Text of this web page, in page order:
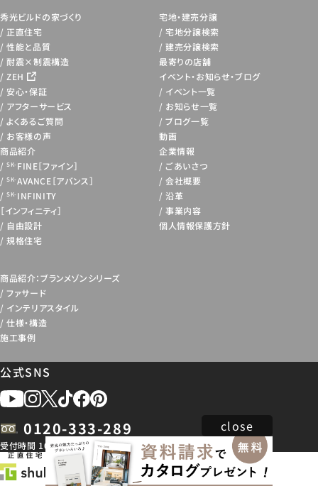
秀光ビルドの家づくり
正直住宅
性能と品質
耐震×制震構造
ZEH
安心・保証
アフターサービス
よくあるご質問
お客様の声
商品紹介
SK-FINE［ファイン］
SK-AVANCE［アバンス］
SK-INFINITY
［インフィニティ］
自由設計
規格住宅
商品紹介：ブランメゾンシリーズ
ファサード
インテリアスタイル
仕様・構造
施工事例
宅地・建売分譲
宅地分譲検索
建売分譲検索
最寄りの店舗
イベント・お知らせ・ブログ
イベント一覧
お知らせ一覧
ブログ一覧
動画
企業情報
ごあいさつ
会社概要
沿革
事業内容
個人情報保護方針
公式SNS
0120-333-289
受付時間 10:00 ~ 18:30 ※各都道府県の基幹店舗へ繋がります。
close